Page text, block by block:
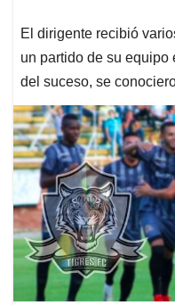
El dirigente recibió
un partido de su equipo
del suceso, se